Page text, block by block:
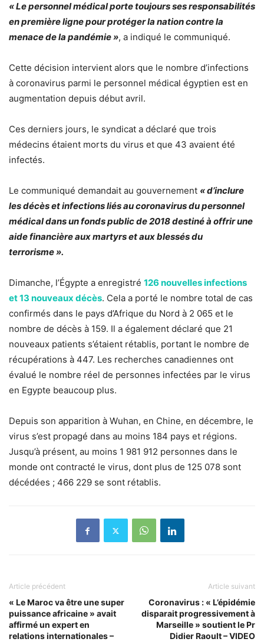
« Le personnel médical porte toujours ses responsabilités
en première ligne pour protéger la nation contre la
menace de la pandémie », a indiqué le communiqué.
Cette décision intervient alors que le nombre d’infections
à coronavirus parmi le personnel médical égyptien est en
augmentation depuis début avril.
Ces derniers jours, le syndicat a déclaré que trois
médecins étaient morts du virus et que 43 avaient été
infectés.
Le communiqué demandait au gouvernement « d’inclure
les décès et infections liés au coronavirus du personnel
médical dans un fonds public de 2018 destiné à offrir une
aide financière aux martyrs et aux blessés du
terrorisme ».
Dimanche, l’Égypte a enregistré 126 nouvelles infections
et 13 nouveaux décès. Cela a porté le nombre total de cas
confirmés dans le pays d’Afrique du Nord à 2 065 et le
nombre de décès à 159. Il a également déclaré que 21
nouveaux patients s’étaient rétablis, portant le nombre de
récupérations à 447. Les recherches canadiennes ont
évalué le nombre réel de personnes infectées par le virus
en Egypte beaucoup plus.
Depuis son apparition à Wuhan, en Chine, en décembre, le
virus s’est propagé dans au moins 184 pays et régions.
Jusqu’à présent, au moins 1 981 912 personnes dans le
monde ont contracté le virus, dont plus de 125 078 sont
décédées ; 466 229 se sont rétablis.
Article précédent
« Le Maroc va être une super
puissance africaine » avait
affirmé un expert en
relations internationales –
Article suivant
Coronavirus : « L’épidémie
disparait progressivement à
Marseille » soutient le Pr
Didier Raoult – VIDEO